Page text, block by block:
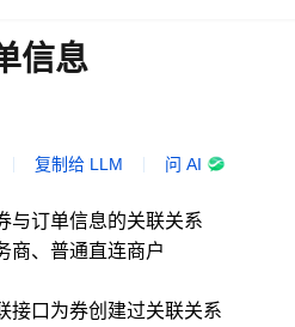
信息
复制给 LLM 问 AI
与订单信息的关联关系
商、普通直连商户
接口为券创建过关联关系